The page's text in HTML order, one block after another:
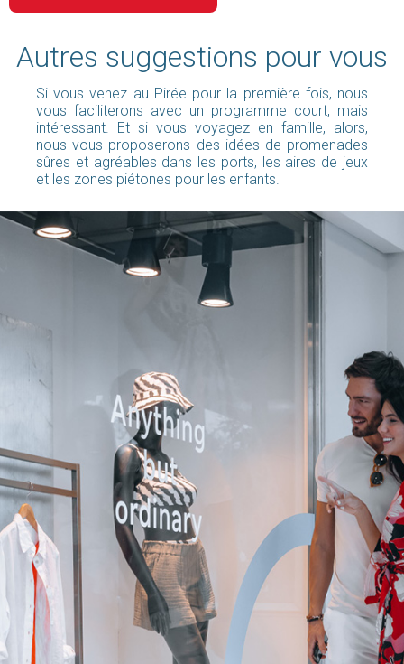
Autres suggestions pour vous
Si vous venez au Pirée pour la première fois, nous
vous faciliterons avec un programme court, mais
intéressant. Et si vous voyagez en famille, alors,
nous vous proposerons des idées de promenades
sûres et agréables dans les ports, les aires de jeux
et les zones piétones pour les enfants.